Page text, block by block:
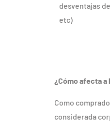
desventajas
etc)
¿Cómo afecta
Como
considerada